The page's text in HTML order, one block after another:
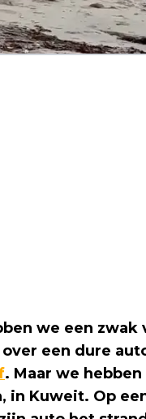
we een zwak
over een dure
. Maar we
in Kuweit. Op